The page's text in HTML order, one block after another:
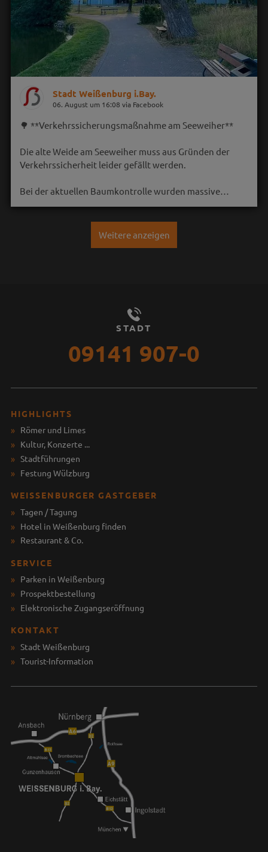
Stadt Weißenburg i.Bay.
06. August um 16:08 via Facebook
🌳 **Verkehrssicherungsmaßnahme am Seeweiher**
Die alte Weide am Seeweiher muss aus Gründen der
Verkehrssicherheit leider gefällt werden.
Bei der aktuellen Baumkontrolle wurden massive…
Weitere anzeigen
STADT
09141 907-0
HIGHLIGHTS
Römer und Limes
Kultur, Konzerte ...
Stadtführungen
Festung Wülzburg
WEISSENBURGER GASTGEBER
Tagen / Tagung
Hotel in Weißenburg finden
Restaurant & Co.
SERVICE
Parken in Weißenburg
Prospektbestellung
Elektronische Zugangseröffnung
KONTAKT
Stadt Weißenburg
Tourist-Information